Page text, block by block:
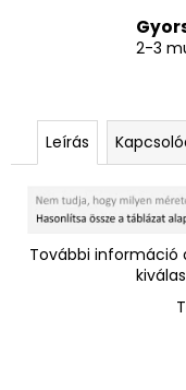
2-3
Leírás
További információ